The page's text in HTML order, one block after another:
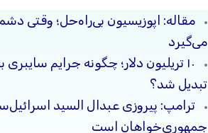
مقاله: اپوزیسیون بی‌راه‌حل؛ وقتی
می‌گیرد
۱۰ تریلیون دلار؛ چگونه جرایم
تبدیل شد؟
ترامپ: پیروزی عبدال السید
جمهوری‌خواهان است